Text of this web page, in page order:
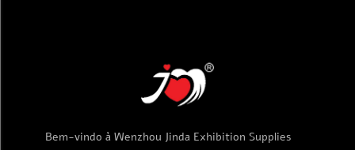
Bem-vindo à Wenzhou Jinda Exhibition Supplies